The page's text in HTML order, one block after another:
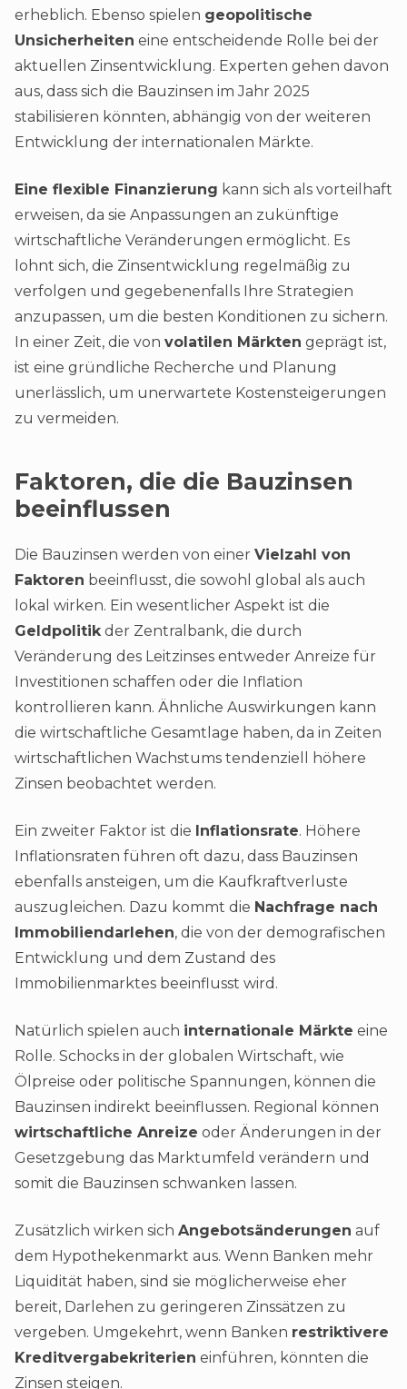
erheblich. Ebenso spielen geopolitische
Unsicherheiten eine entscheidende Rolle bei der
aktuellen Zinsentwicklung. Experten gehen davon
aus, dass sich die Bauzinsen im Jahr 2025
stabilisieren könnten, abhängig von der weiteren
Entwicklung der internationalen Märkte.
Eine flexible Finanzierung kann sich als vorteilhaft
erweisen, da sie Anpassungen an zukünftige
wirtschaftliche Veränderungen ermöglicht. Es
lohnt sich, die Zinsentwicklung regelmäßig zu
verfolgen und gegebenenfalls Ihre Strategien
anzupassen, um die besten Konditionen zu sichern.
In einer Zeit, die von volatilen Märkten geprägt ist,
ist eine gründliche Recherche und Planung
unerlässlich, um unerwartete Kostensteigerungen
zu vermeiden.
Faktoren, die die Bauzinsen
beeinflussen
Die Bauzinsen werden von einer Vielzahl von
Faktoren beeinflusst, die sowohl global als auch
lokal wirken. Ein wesentlicher Aspekt ist die
Geldpolitikder Zentralbank, die durch
Veränderung des Leitzinses entweder Anreize für
Investitionen schaffen oder die Inflation
kontrollieren kann. Ähnliche Auswirkungen kann
die wirtschaftliche Gesamtlage haben, da in Zeiten
wirtschaftlichen Wachstums tendenziell höhere
Zinsen beobachtet werden.
Ein zweiter Faktor ist die Inflationsrate. Höhere
Inflationsraten führen oft dazu, dass Bauzinsen
ebenfalls ansteigen, um die Kaufkraftverluste
auszugleichen. Dazu kommt die Nachfrage nach
Immobiliendarlehen, die von der demografischen
Entwicklung und dem Zustand des
Immobilienmarktes beeinflusst wird.
Natürlich spielen auch internationale Märkte eine
Rolle. Schocks in der globalen Wirtschaft, wie
Ölpreise oder politische Spannungen, können die
Bauzinsen indirekt beeinflussen. Regional können
wirtschaftliche Anreize oder Änderungen in der
Gesetzgebung das Marktumfeld verändern und
somit die Bauzinsen schwanken lassen.
Zusätzlich wirken sich Angebotsänderungen auf
dem Hypothekenmarkt aus. Wenn Banken mehr
Liquidität haben, sind sie möglicherweise eher
bereit, Darlehen zu geringeren Zinssätzen zu
vergeben. Umgekehrt, wenn Banken restriktivere
Kreditvergabekriterien einführen, könnten die
Zinsen steigen.